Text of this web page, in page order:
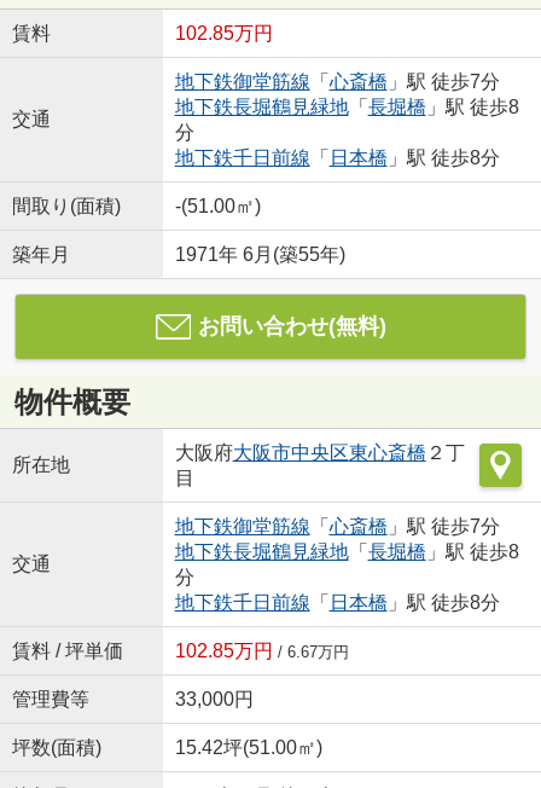
賃料 102.85万円
交通
地下鉄御堂筋線 「 心斎橋 」駅 徒歩7分
地下鉄長堀鶴見緑地「 長堀橋 」駅 徒歩8
分
地下鉄千日前線 「 日本橋 」駅 徒歩8分
間取り(面積) -(51.00㎡)
築年月 1971年 6月(築55年)
お問い合わせ(無料)
物件概要
所在地
大阪府大阪市中央区東心斎橋 ２丁
目
交通
地下鉄御堂筋線 「 心斎橋 」駅 徒歩7分
地下鉄長堀鶴見緑地「 長堀橋 」駅 徒歩8
分
地下鉄千日前線 「 日本橋 」駅 徒歩8分
賃料 / 坪単価 102.85万円 / 6.67万円
管理費等 33,000円
坪数(面積) 15.42坪(51.00㎡)